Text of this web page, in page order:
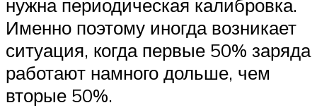
нужна периодическая калибровка.
Именно поэтому иногда возникает
ситуация, когда первые 50% заряда
работают намного дольше, чем
вторые 50%.